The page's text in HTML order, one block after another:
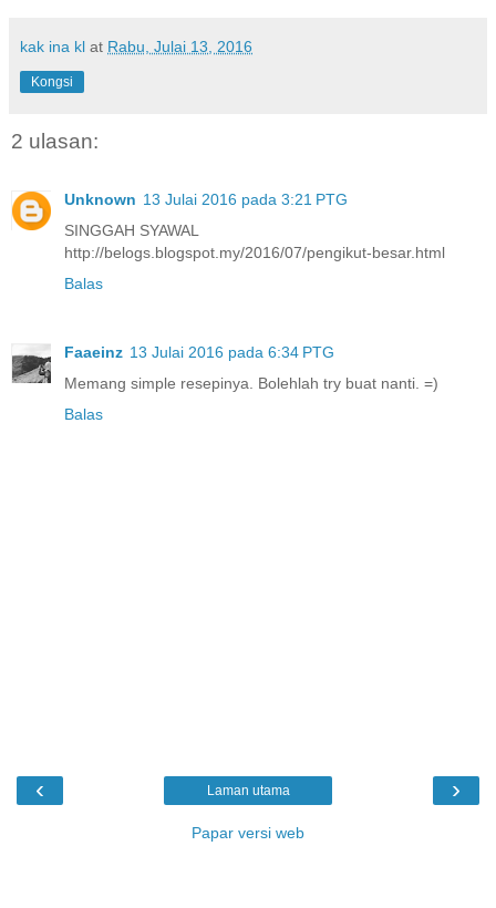
kak ina kl at Rabu, Julai 13, 2016
Kongsi
2 ulasan:
Unknown 13 Julai 2016 pada 3:21 PTG
SINGGAH SYAWAL
http://belogs.blogspot.my/2016/07/pengikut-besar.html
Balas
Faaeinz 13 Julai 2016 pada 6:34 PTG
Memang simple resepinya. Bolehlah try buat nanti. =)
Balas
‹ ›
Laman utama
Papar versi web